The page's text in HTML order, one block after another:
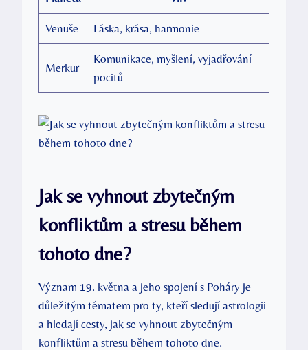
Venuše Láska, krása, harmonie
Merkur
Komunikace, myšlení, vyjadřování
pocitů
Jak se vyhnout zbytečným⁣
konfliktům a stresu během
tohoto dne?
Význam ⁤19.​ května a jeho spojení ⁢s Poháry je
důležitým tématem pro ty, kteří‌ sledují ⁢astrologii
a hledají cesty, jak ​se‍ vyhnout zbytečným
konfliktům a stresu během​ tohoto​ dne.